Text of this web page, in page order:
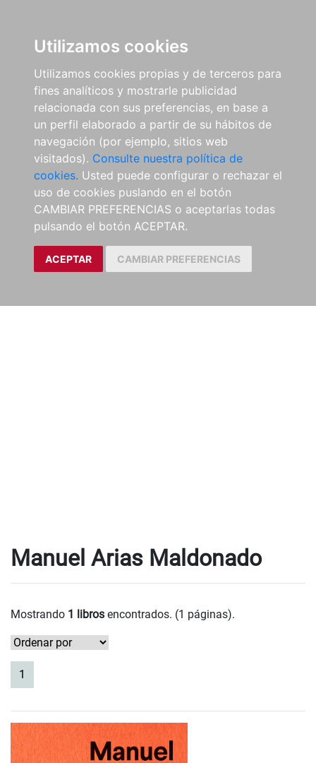
Utilizamos cookies
Utilizamos cookies propias y de terceros para
fines analíticos y mostrarle publicidad
relacionada con sus preferencias, en base a
un perfil elaborado a partir de su hábitos de
navegación (por ejemplo, sitios web
visitados). Consulte nuestra política de
cookies. Usted puede configurar o rechazar el
uso de cookies puslando en el botón
CAMBIAR PREFERENCIAS o aceptarlas todas
pulsando el botón ACEPTAR.
ACEPTAR CAMBIAR PREFERENCIAS
Manuel Arias Maldonado
Mostrando 1 libros encontrados. (1 páginas).
1